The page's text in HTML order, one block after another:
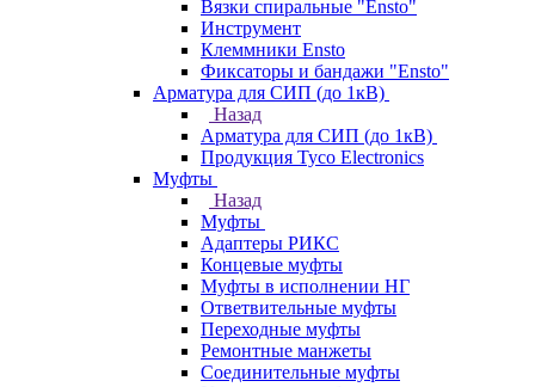
Вязки спиральные "Ensto"
Инструмент
Клеммники Ensto
Фиксаторы и бандажи "Ensto"
Арматура для СИП (до 1кВ)
Назад
Арматура для СИП (до 1кВ)
Продукция Tyco Electronics
Муфты
Назад
Муфты
Адаптеры РИКС
Концевые муфты
Муфты в исполнении НГ
Ответвительные муфты
Переходные муфты
Ремонтные манжеты
Соединительные муфты